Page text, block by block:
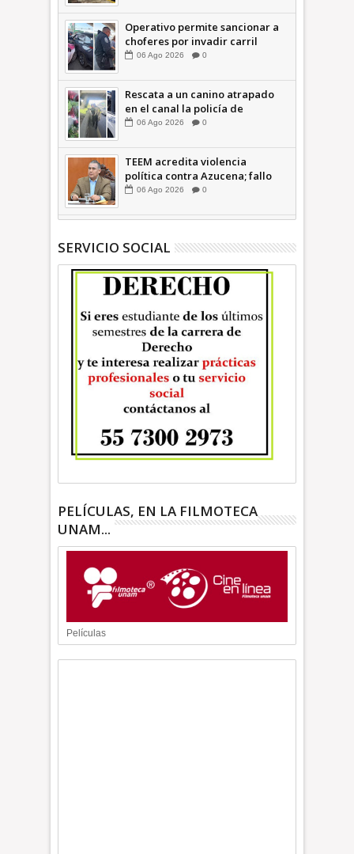
Operativo permite sancionar a
choferes por invadir carril
confinado: Ecatepec +Video |
06 Ago 2026 0
Rescata a un canino atrapado
en el canal la policía de
Ecatepec INFORMATIVA
06 Ago 2026 0
TEEM acredita violencia
política contra Azucena; fallo
confirma guerra sucia: Octavio
06 Ago 2026 0
SERVICIO SOCIAL
PELÍCULAS, EN LA FILMOTECA
UNAM...
Películas